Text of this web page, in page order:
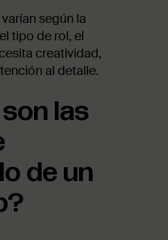
según la
tipo de rol, el
creatividad,
al detalle.
las
de un